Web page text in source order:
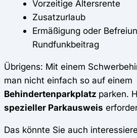
Vorzeitige Altersrente
Zusatzurlaub
Ermäßigung oder
Rundfunkbeitrag
Übrigens: Mit einem
man nicht einfach so auf einem
Behindertenparkplatz parken.
spezieller Parkausweis
Das könnte Sie auch